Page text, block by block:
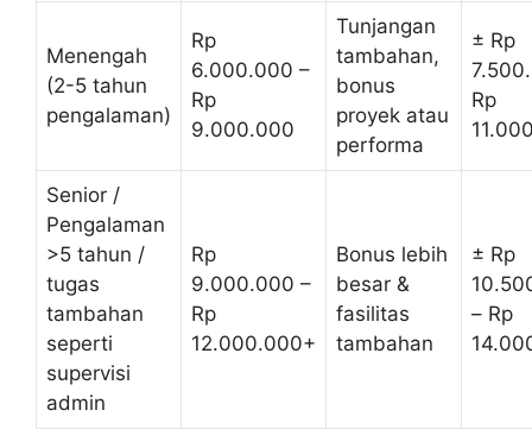
Menengah
(2-5 tahun
pengalaman)
Rp
6.000.000 –
Rp
9.000.000
Tunjangan
tambahan,
bonus
proyek atau
performa
± Rp
Rp
Senior /
Pengalaman
>5 tahun /
tugas
tambahan
seperti
supervisi
admin
Rp
9.000.000 –
Rp
12.000.000+
Bonus lebih
besar &
fasilitas
tambahan
± Rp
– Rp